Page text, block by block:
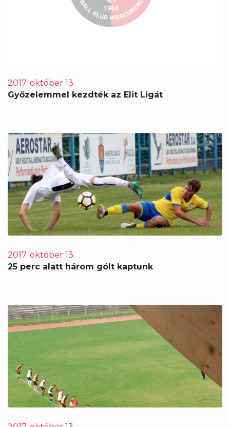
2017. október 13.
Győzelemmel kezdték az Elit Ligát
2017. október 13.
25 perc alatt három gólt kaptunk